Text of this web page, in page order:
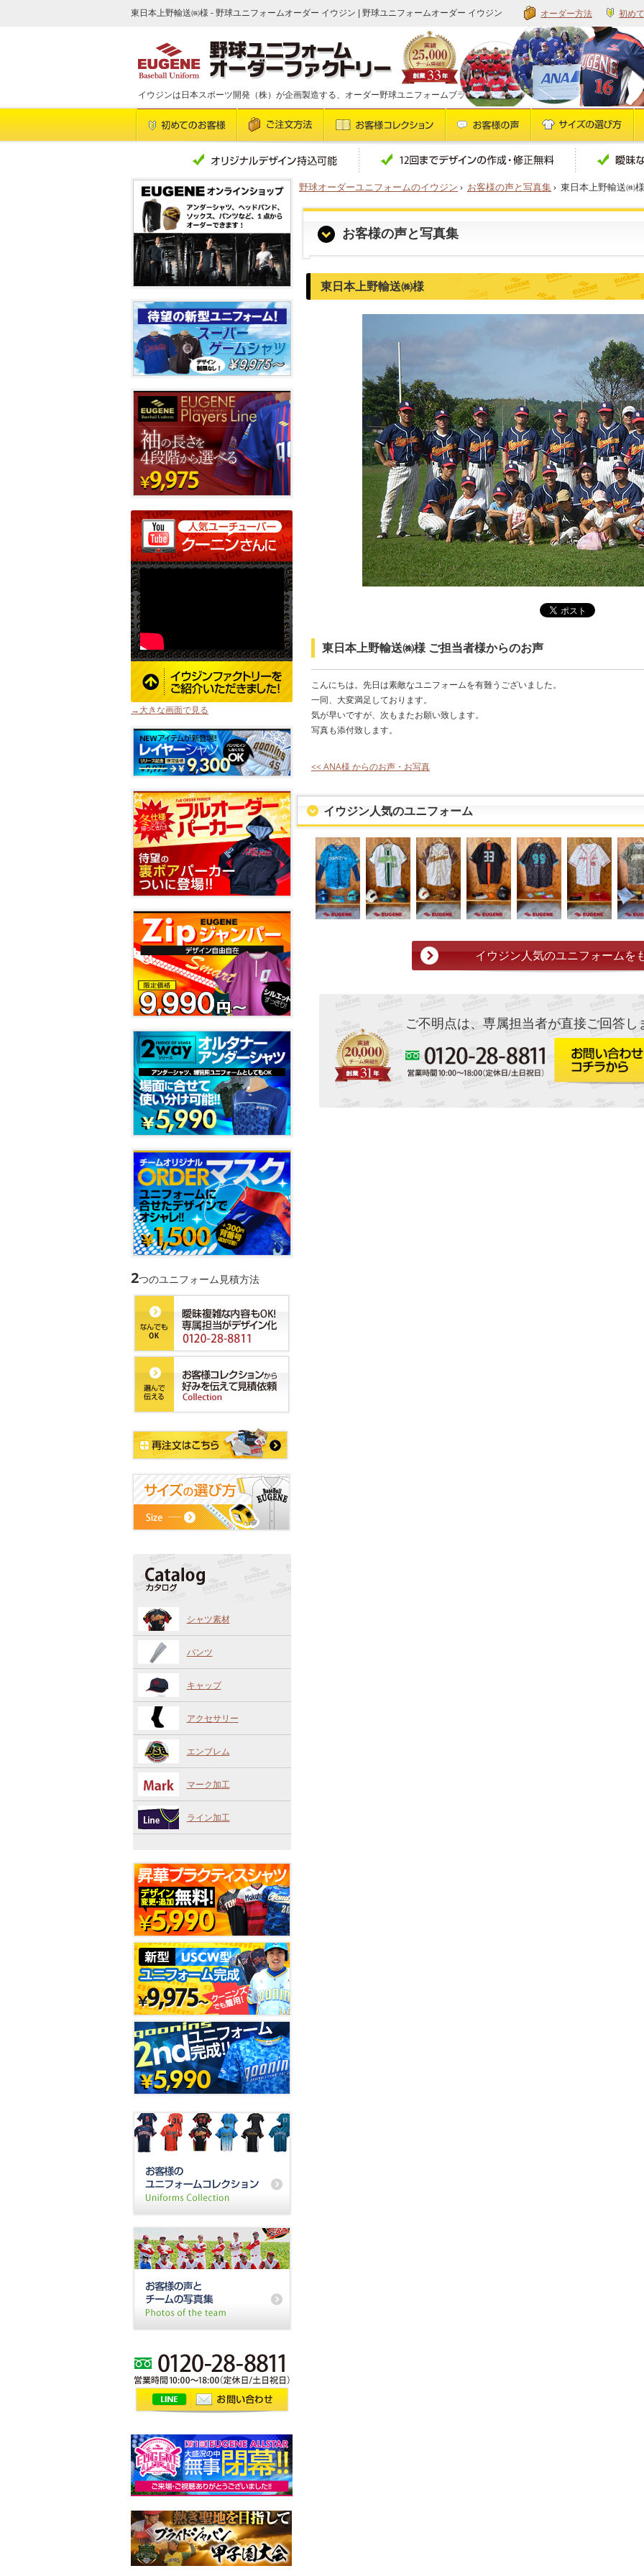
東日本上野輸送㈱様 - 野球ユニフォームオーダー イウジン | 野球ユニフォームオーダー イウジン 初め
オーダー方法
イウジンは日本スポーツ開発（株）が企画製造する、オーダー野球ユニフォームブランドです
野球オーダーユニフォームのイウジン › お客様の声と写真集› 東日本上野輸送㈱様
お客様の声と写真集
東日本上野輸送㈱様
東日本上野輸送㈱様 ご担当者様からのお声
こんにちは。先日は素敵なユニフォームを有難うございました。
一同、大変満足しております。
気が早いですが、次もまたお願い致します。
写真も添付致します。
<< ANA様 からのお声・お写真
イウジン人気のユニフォーム
イウジン人気のユニフォームを
ご不明点は、専属担当者が直接ご回答し
→大きな画面で見る
2つのユニフォーム見積方法
シャツ素材
パンツ
キャップ
アクセサリー
エンブレム
マーク加工
ライン加工